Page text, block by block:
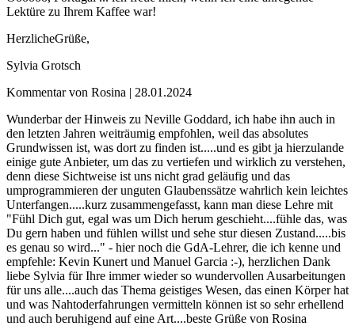
Lektüre zu Ihrem Kaffee war!
HerzlicheGrüße,
Sylvia Grotsch
Kommentar von Rosina | 28.01.2024
Wunderbar der Hinweis zu Neville Goddard, ich habe ihn auch in
den letzten Jahren weiträumig empfohlen, weil das absolutes
Grundwissen ist, was dort zu finden ist.....und es gibt ja hierzulande
einige gute Anbieter, um das zu vertiefen und wirklich zu verstehen,
denn diese Sichtweise ist uns nicht grad geläufig und das
umprogrammieren der unguten Glaubenssätze wahrlich kein leichtes
Unterfangen.....kurz zusammengefasst, kann man diese Lehre mit
"Fühl Dich gut, egal was um Dich herum geschieht....fühle das, was
Du gern haben und fühlen willst und sehe stur diesen Zustand.....bis
es genau so wird..." - hier noch die GdA-Lehrer, die ich kenne und
empfehle: Kevin Kunert und Manuel Garcia :-), herzlichen Dank
liebe Sylvia für Ihre immer wieder so wundervollen Ausarbeitungen
für uns alle....auch das Thema geistiges Wesen, das einen Körper hat
und was Nahtoderfahrungen vermitteln können ist so sehr erhellend
und auch beruhigend auf eine Art....beste Grüße von Rosina